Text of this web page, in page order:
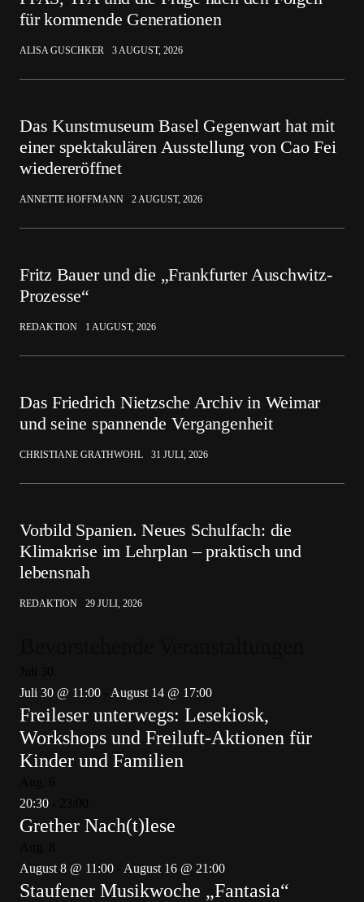
für kommende Generationen
ALISA GUSCHKER 3 AUGUST, 2026
Das Kunstmuseum Basel Gegenwart hat mit
einer spektakulären Ausstellung von Cao Fei
wiedereröffnet
ANNETTE HOFFMANN 2 AUGUST, 2026
Fritz Bauer und die „Frankfurter Auschwitz-
Prozesse“
REDAKTION 1 AUGUST, 2026
Das Friedrich Nietzsche Archiv in Weimar
und seine spannende Vergangenheit
CHRISTIANE GRATHWOHL 31 JULI, 2026
Vorbild Spanien. Neues Schulfach: die
Klimakrise im Lehrplan – praktisch und
lebensnah
REDAKTION 29 JULI, 2026
Juli 30 @ 11:00
August 14 @ 17:00
Freileser unterwegs: Lesekiosk,
Workshops und Freiluft-Aktionen für
Kinder und Familien
20:30
Grether Nach(t)lese
August 8 @ 11:00
August 16 @ 21:00
Staufener Musikwoche „Fantasia“